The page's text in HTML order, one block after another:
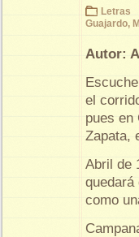
Letras
Guajardo,
Autor:
el
pues en
Zapata,
Abril de
quedará
como